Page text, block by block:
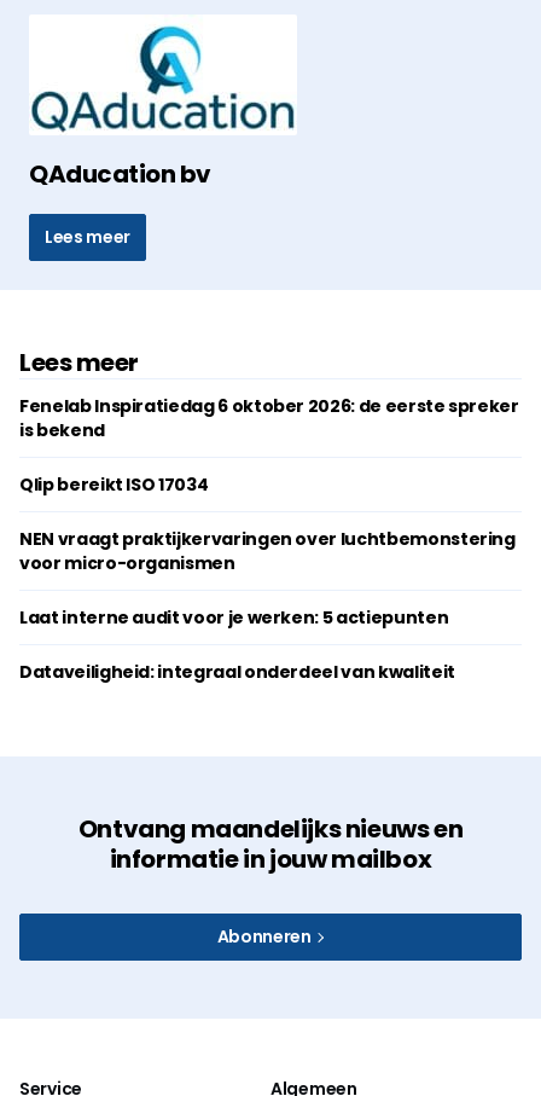
QAducation bv
Lees meer
Lees meer
Fenelab Inspiratiedag 6 oktober 2026: de eerste spreker
is bekend
Qlip bereikt ISO 17034
NEN vraagt praktijkervaringen over luchtbemonstering
voor micro-organismen
Laat interne audit voor je werken: 5 actiepunten
Dataveiligheid: integraal onderdeel van kwaliteit
Ontvang maandelijks nieuws en
informatie in jouw mailbox
Abonneren
Service Algemeen